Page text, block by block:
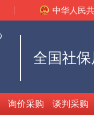
中华人民
全国社
询价采购 谈判采购